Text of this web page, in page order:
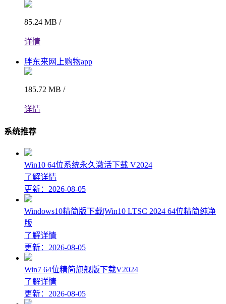
85.24 MB /
详情
胖东来网上购物app
185.72 MB /
详情
系统推荐
Win10 64位系统永久激活下载 V2024
了解详情
更新：2026-08-05
Windows10精简版下载|Win10 LTSC 2024 64位精简纯净
版
了解详情
更新：2026-08-05
Win7 64位精简旗舰版下载V2024
了解详情
更新：2026-08-05